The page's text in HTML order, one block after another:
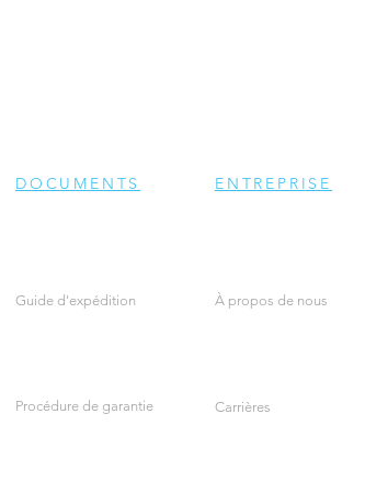
DOCUMENTS ENTREPRISE
Guide d'expédition À propos de nous
Procédure de garantie Carrières